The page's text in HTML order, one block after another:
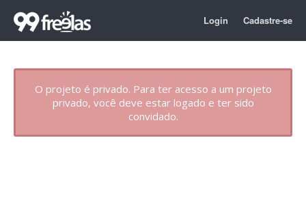
Login Cadastre-se
O projeto é privado. Para ter acesso a um projeto
privado, você deve estar logado e ter sido
convidado.